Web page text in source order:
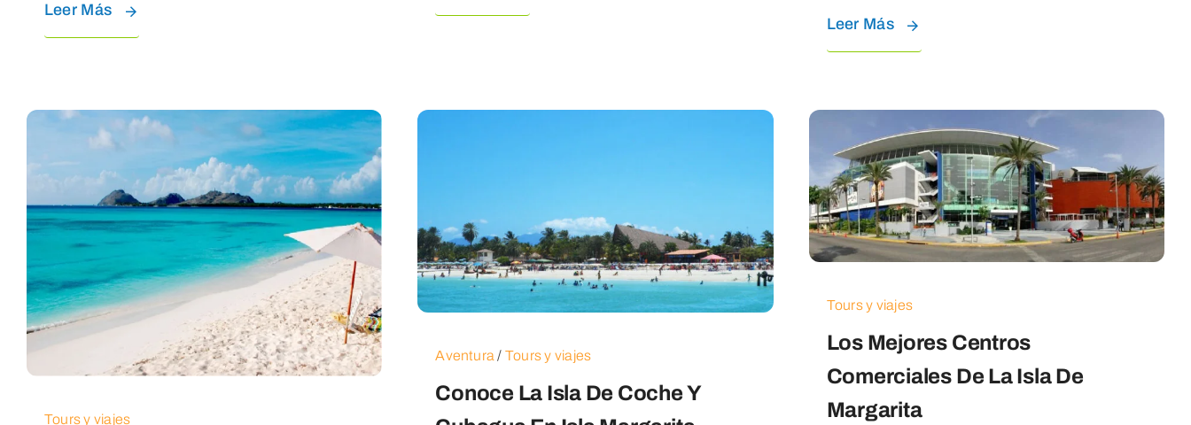
Leer Más
Leer Más
Tours y viajes
Aventura / Tours y viajes
Conoce La Isla De Coche Y
Tours y viajes
Los Mejores Centros
Comerciales De La Isla De
Margarita